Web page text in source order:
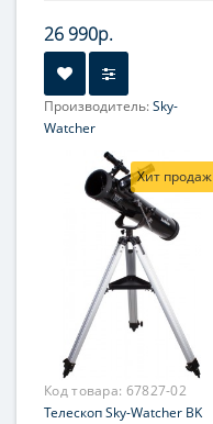
26 990р.
Производитель:Sky-
Watcher
Увеличение, крат:
Диаметр главного зеркала
(апертура), мм:
Фокусное расстояние, мм:
Максимальное полезное
увеличение, крат:
140
Хит продаж
Код товара: 67827-02
Телескоп Sky-Watcher BK